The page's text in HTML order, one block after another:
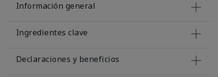
Información general
Ingredientes clave
Declaraciones y beneficios